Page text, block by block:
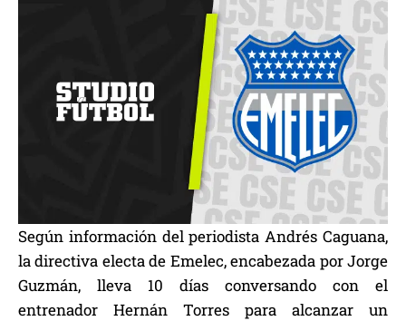
Según información del periodista Andrés Caguana,
la directiva electa de Emelec, encabezada por Jorge
Guzmán, lleva 10 días conversando con el
entrenador Hernán Torres para alcanzar un